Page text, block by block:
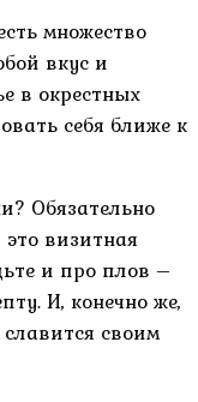
множество
вкус и
в окрестных
себя ближе к
Обязательно
визитная
и про плов –
И, конечно же,
своим